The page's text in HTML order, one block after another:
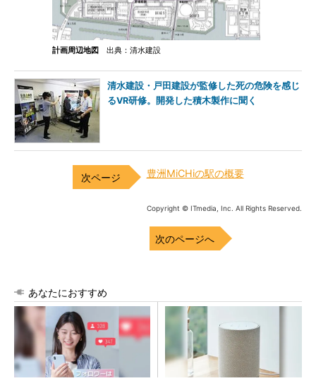
計画周辺地図 出典：清水建設
清水建設・戸田建設が監修した死の危険を感じ
るVR研修。開発した積木製作に聞く
豊洲MiCHiの駅の概要
Copyright © ITmedia, Inc. All Rights Reserved.
次のページへ
あなたにおすすめ